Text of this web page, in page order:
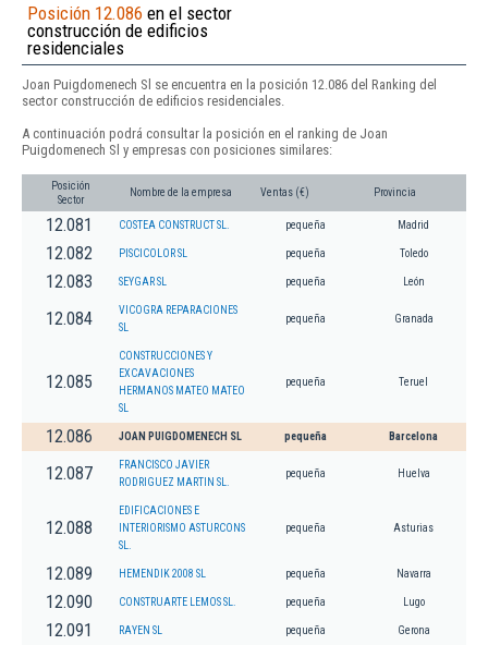
Posición 12.086 en el sector
construcción de edificios
residenciales
Joan Puigdomenech Sl se encuentra en la posición 12.086 del Ranking del
sector construcción de edificios residenciales.
A continuación podrá consultar la posición en el ranking de Joan
Puigdomenech Sl y empresas con posiciones similares:
Posición
Sector
Nombre de la empresa Ventas (€) Provincia
12.081 COSTEA CONSTRUCT SL. pequeña Madrid
12.082 PISCICOLOR SL pequeña Toledo
12.083 SEYGAR SL pequeña León
12.084
VICOGRA REPARACIONES
SL
pequeña Granada
12.085
CONSTRUCCIONES Y
EXCAVACIONES
HERMANOS MATEO MATEO
SL
pequeña Teruel
12.086 JOAN PUIGDOMENECH SL pequeña Barcelona
12.087
FRANCISCO JAVIER
RODRIGUEZ MARTIN SL.
pequeña Huelva
12.088
EDIFICACIONES E
INTERIORISMO ASTURCONS
SL.
pequeña Asturias
12.089 HEMENDIK 2008 SL pequeña Navarra
12.090 CONSTRUARTE LEMOS SL. pequeña Lugo
12.091 RAYEN SL pequeña Gerona